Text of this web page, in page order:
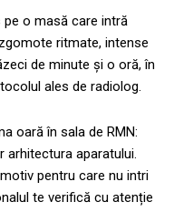
pe o masă care intră
ritmate, intense
de minute și o oră, în
ales de radiolog.
oară în sala de RMN:
arhitectura aparatului.
pentru care nu intri
te verifică cu atenție